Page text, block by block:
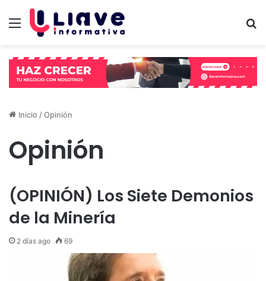
Menú
Inicio /Opinión
Opinión
(OPINIÓN) Los Siete Demonios
de la Minería
2 días ago 69